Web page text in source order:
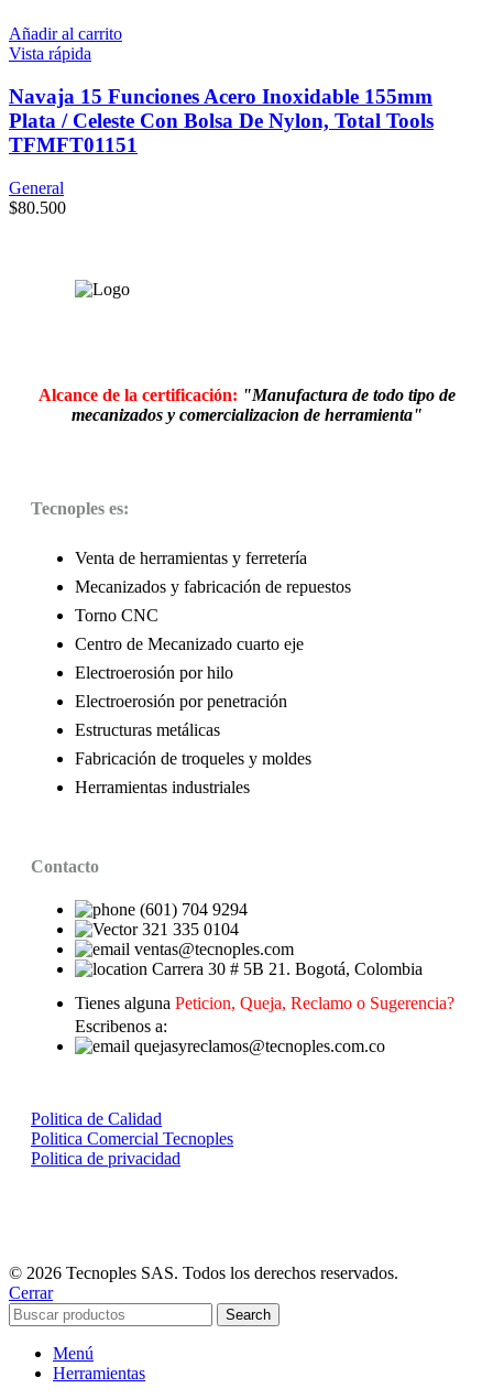
Añadir al carrito
Vista rápida
Navaja 15 Funciones Acero Inoxidable 155mm
Plata / Celeste Con Bolsa De Nylon, Total Tools
TFMFT01151
General
$80.500
Alcance de la certificación: "Manufactura de todo tipo de
mecanizados y comercializacion de herramienta"
Tecnoples es:
Venta de herramientas y ferretería
Mecanizados y fabricación de repuestos
Torno CNC
Centro de Mecanizado cuarto eje
Electroerosión por hilo
Electroerosión por penetración
Estructuras metálicas
Fabricación de troqueles y moldes
Herramientas industriales
Contacto
(601) 704 9294
321 335 0104
ventas@tecnoples.com
Carrera 30 # 5B 21. Bogotá, Colombia
Tienes alguna Peticion, Queja, Reclamo o Sugerencia?
Escribenos a:
quejasyreclamos@tecnoples.com.co
Politica de Calidad
Politica Comercial Tecnoples
Politica de privacidad
© 2026 Tecnoples SAS. Todos los derechos reservados.
Cerrar
Search
Menú
Herramientas